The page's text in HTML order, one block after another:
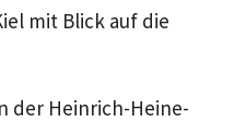
mit Blick auf die
der Heinrich-Heine-